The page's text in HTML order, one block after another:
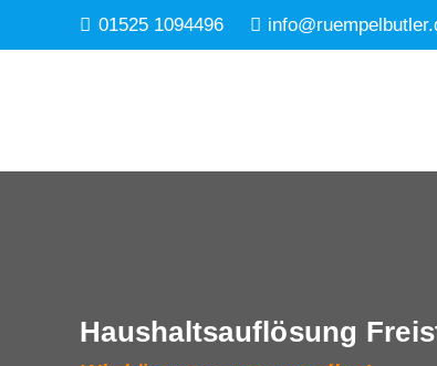
01525 1094496
Haushaltsauflösung